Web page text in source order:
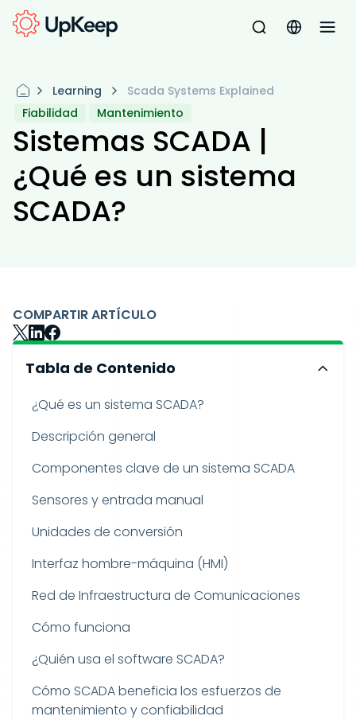
Learning
Scada Systems Explained
Fiabilidad
Mantenimiento
Sistemas SCADA |
¿Qué es un sistema
SCADA?
COMPARTIR ARTÍCULO
Tabla de Contenido
¿Qué es un sistema SCADA?
Descripción general
Componentes clave de un sistema SCADA
Sensores y entrada manual
Unidades de conversión
Interfaz hombre-máquina (HMI)
Red de Infraestructura de Comunicaciones
Cómo funciona
¿Quién usa el software SCADA?
Cómo SCADA beneficia los esfuerzos de
mantenimiento y confiabilidad